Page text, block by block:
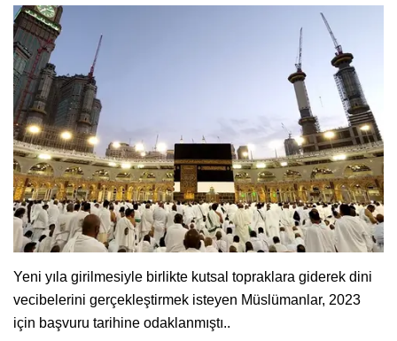
Yeni yıla girilmesiyle birlikte kutsal topraklara giderek dini
vecibelerini gerçekleştirmek isteyen Müslümanlar, 2023
için başvuru tarihine odaklanmıştı..